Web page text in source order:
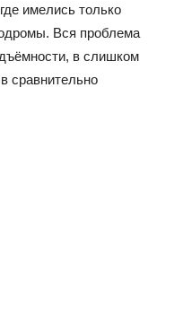
имелись только
Вся проблема
в слишком
сравнительно